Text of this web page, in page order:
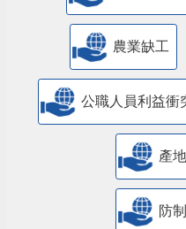
農業缺工
公職人員利益衝
產
防